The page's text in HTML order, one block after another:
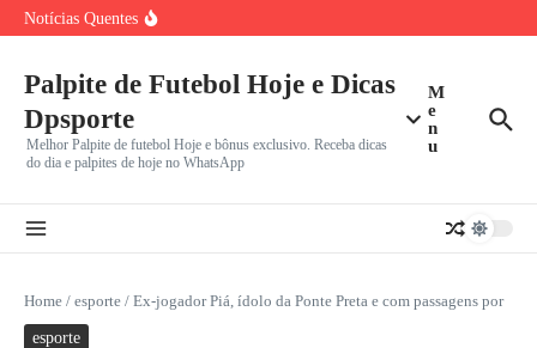
Ir para o conteúdo
Notícias Quentes
Verdão Recebe Colorado
Marcos Antônio do São Paulo Chora Após Derrota para o
Palpite de Futebol Hoje e Dicas
Dpsporte
Melhor Palpite de futebol Hoje e bônus exclusivo. Receba dicas
do dia e palpites de hoje no WhatsApp
M
e
n
u
Home / esporte / Ex-jogador Piá, ídolo da Ponte Preta e com passagens por
esporte